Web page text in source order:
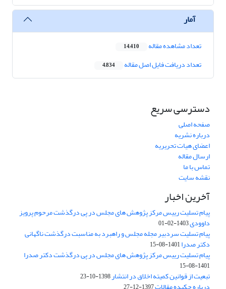
آمار
تعداد مشاهده مقاله 14,410
تعداد دریافت فایل اصل مقاله 4,834
دسترسی سریع
صفحه اصلی
درباره نشریه
اعضای هیات تحریریه
ارسال مقاله
تماس با ما
نقشه سایت
آخرین اخبار
پیام تسلیت رییس مرکز پژوهش های مجلس در پی درگذشت مرحوم پرویز
داوودی1403-02-01
پیام تسلیت سردبیر مجله مجلس و راهبرد به مناسبت درگذشت ناگهانی
دکتر صدرا1401-08-15
پیام تسلیت رییس مرکز پژوهش های مجلس در پی درگذشت دکتر صدرا
1401-08-15
تبعیت از قوانین کمیته اخلاق در انتشار1398-10-23